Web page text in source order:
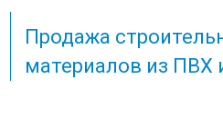
Продажа
материалов из ПВХ